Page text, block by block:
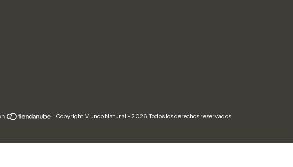
Copyright Mundo Natural - 2026. Todos los derechos reservados.